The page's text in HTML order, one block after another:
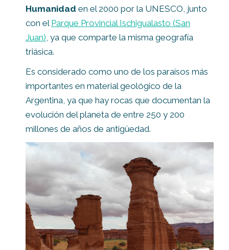
Humanidad en el 2000 por la UNESCO, junto
con el Parque Provincial Ischigualasto (San
Juan) , ya que comparte la misma geografía
triásica.
Es considerado como uno de los paraísos más
importantes en material geológico de la
Argentina, ya que hay rocas que documentan la
evolución del planeta de entre 250 y 200
millones de años de antigüedad.